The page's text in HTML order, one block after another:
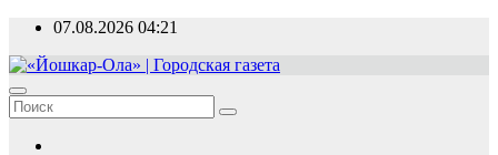
Перейти
содержимому
07.08.2026 04:21
«Йошкар-Ола» | Городская газета
Новости, события, люди